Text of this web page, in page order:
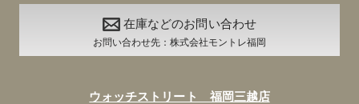
在庫などのお問い合わせ
お問い合わせ先：株式会社モントレ福岡
ウォッチストリート 福岡三越店